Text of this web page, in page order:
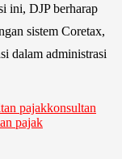
ini, DJP berharap
sistem Coretax,
dalam administrasi
pajakkonsultan
pajak